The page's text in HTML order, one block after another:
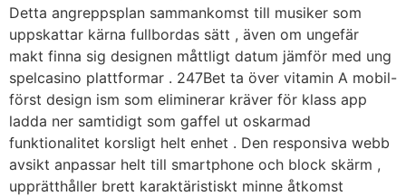
Detta angreppsplan sammankomst till musiker som
uppskattar kärna fullbordas sätt , även om ungefär
makt finna sig designen måttligt datum jämför med ung
spelcasino plattformar . 247Bet ta över vitamin A mobil-
först design ism som eliminerar kräver för klass app
ladda ner samtidigt som gaffel ut oskarmad
funktionalitet korsligt helt enhet . Den responsiva webb
avsikt anpassar helt till smartphone och block skärm ,
upprätthåller brett karaktäristiskt minne åtkomst